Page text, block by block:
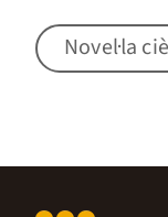
Novel·la